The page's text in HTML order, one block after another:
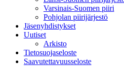
Varsinais-Suomen piiri
Pohjolan piirijärjestö
Jäsenyhdistykset
Uutiset
Arkisto
Tietosuojaseloste
Saavutettavuusseloste